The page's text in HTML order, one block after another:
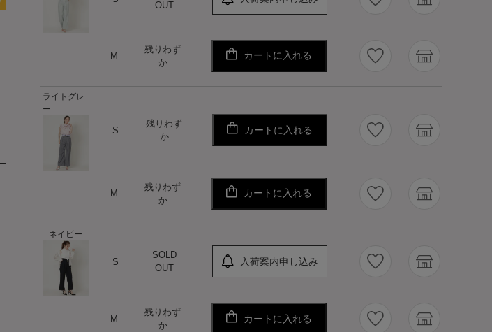
OUT
M
残りわず
か
カートに入れる
ライトグレ
ー
S
残りわず
か
カートに入れる
M
残りわず
か
カートに入れる
ネイビー
S
SOLD
OUT
入荷案内申し込み
M
残りわず
か
カートに入れる